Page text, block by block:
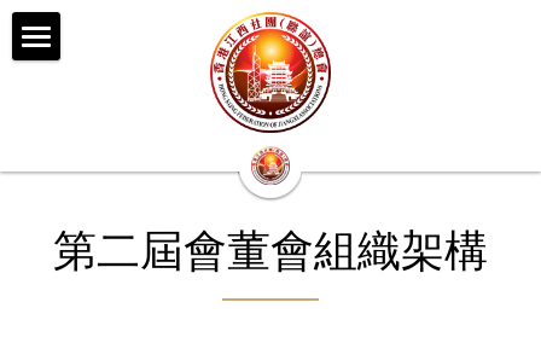
榮譽及名譽職銜芳名
第一屆會董會組織架構
新聞媒體
第二屆會董會組織架構